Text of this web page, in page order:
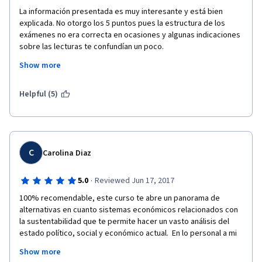
La información presentada es muy interesante y está bien
explicada. No otorgo los 5 puntos pues la estructura de los
exámenes no era correcta en ocasiones y algunas indicaciones
sobre las lecturas te confundían un poco.
Pero es un excelente curso para conocer más sobre la
Show more
Helpful (5)
C Carolina Diaz
5.0 · Reviewed Jun 17, 2017
100% recomendable, este curso te abre un panorama de
alternativas en cuanto sistemas económicos relacionados con
la sustentabilidad que te permite hacer un vasto análisis del
estado político, social y económico actual.  En lo personal a mi
Show more